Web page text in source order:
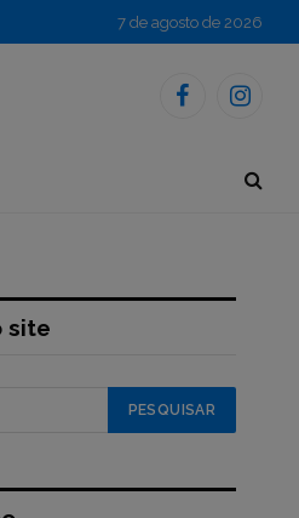
7 de agosto de 2026
Facebook
site